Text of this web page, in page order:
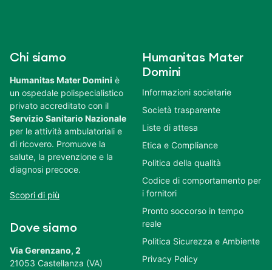
Chi siamo
Humanitas Mater Domini è
un ospedale polispecialistico
privato accreditato con il
Servizio Sanitario Nazionale
per le attività ambulatoriali e
di ricovero. Promuove la
salute, la prevenzione e la
diagnosi precoce.
Scopri di più
Dove siamo
Via Gerenzano, 2
21053 Castellanza (VA)
Humanitas Mater
Domini
Informazioni societarie
Società trasparente
Liste di attesa
Etica e Compliance
Politica della qualità
Codice di comportamento per
i fornitori
Pronto soccorso in tempo
reale
Politica Sicurezza e Ambiente
Privacy Policy